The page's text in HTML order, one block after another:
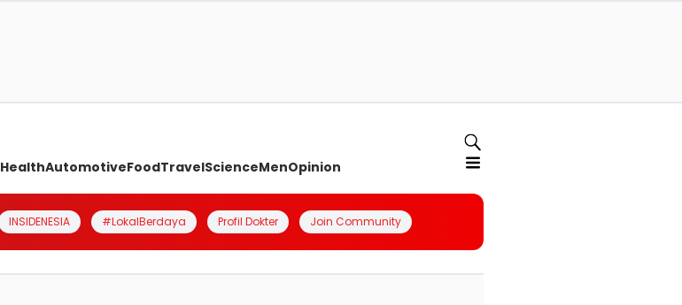
HealthAutomotiveFoodTravelScienceMenOpinion
INSIDENESIA #LokalBerdaya Profil Dokter Join Community